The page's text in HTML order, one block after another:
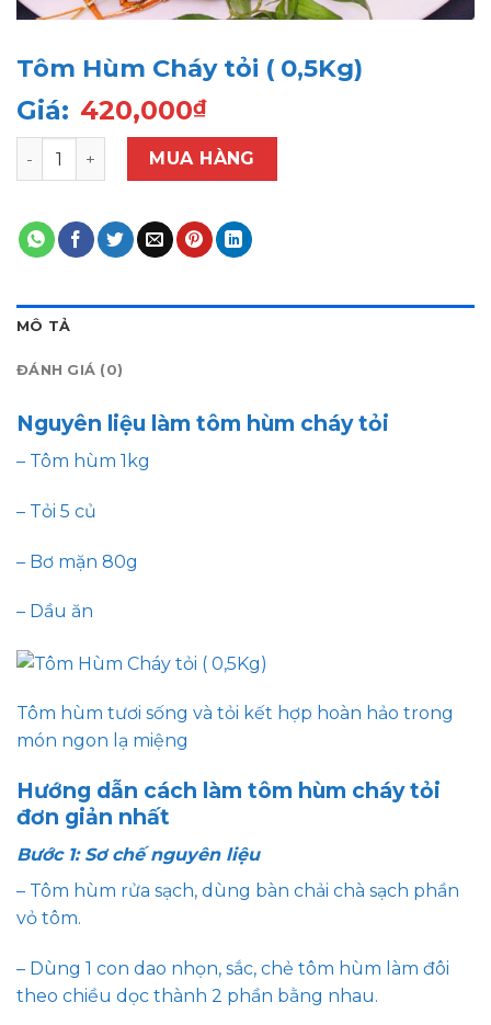
Tôm Hùm Cháy tỏi ( 0,5Kg)
Giá: 420,000₫
Tôm Hùm Cháy tỏi ( 0,5Kg) số lượng
MUA HÀNG
MÔ TẢ
ĐÁNH GIÁ (0)
Nguyên liệu làm tôm hùm cháy tỏi
– Tôm hùm 1kg
– Tỏi 5 củ
– Bơ mặn 80g
– Dầu ăn
Tôm hùm tươi sống và tỏi kết hợp hoàn hảo trong
món ngon lạ miệng
Hướng dẫn cách làm tôm hùm cháy tỏi
đơn giản nhất
Bước 1: Sơ chế nguyên liệu
– Tôm hùm rửa sạch, dùng bàn chải chà sạch phần
vỏ tôm.
– Dùng 1 con dao nhọn, sắc, chẻ tôm hùm làm đôi
theo chiều dọc thành 2 phần bằng nhau.